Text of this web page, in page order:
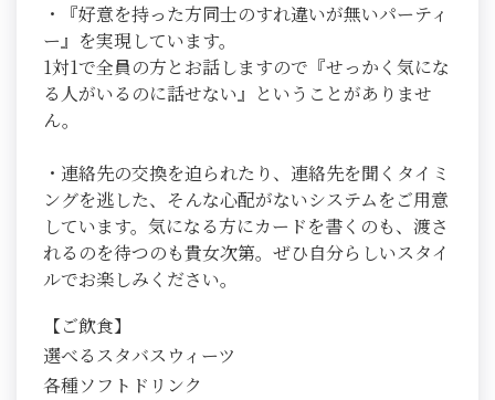
・『好意を持った方同士のすれ違いが無いパーティ
ー』を実現しています。
1対1で全員の方とお話しますので『せっかく気にな
る人がいるのに話せない』ということがありませ
ん。
・連絡先の交換を迫られたり、連絡先を聞くタイミ
ングを逃した、そんな心配がないシステムをご用意
しています。気になる方にカードを書くのも、渡さ
れるのを待つのも貴女次第。ぜひ自分らしいスタイ
ルでお楽しみください。
【ご飲食】
選べるスタバスウィーツ
各種ソフトドリンク